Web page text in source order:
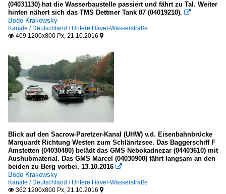
(04031130) hat die Wasserbaustelle passiert und fährt zu Tal. Weiter
hinten nähert sich das TMS Dettmer Tank 87 (04019210). 
Bodo Krakowsky
Kanäle / Deutschland / Untere Havel-Wasserstraße
 409 1200x800 Px, 21.10.2016 
Blick auf den Sacrow-Paretzer-Kanal (UHW) v.d. Eisenbahnbrücke
Marquardt Richtung Westen zum Schlänitzsee. Das Baggerschiff F
Amstetten (04030480) belädt das GMS Nebokadnezar (04403610) mit
Aushubmaterial. Das GMS Marcel (04030900) fährt langsam an den
beiden zu Berg vorbei. 13.10.2016 
Bodo Krakowsky
Kanäle / Deutschland / Untere Havel-Wasserstraße
 362 1200x800 Px, 21.10.2016 